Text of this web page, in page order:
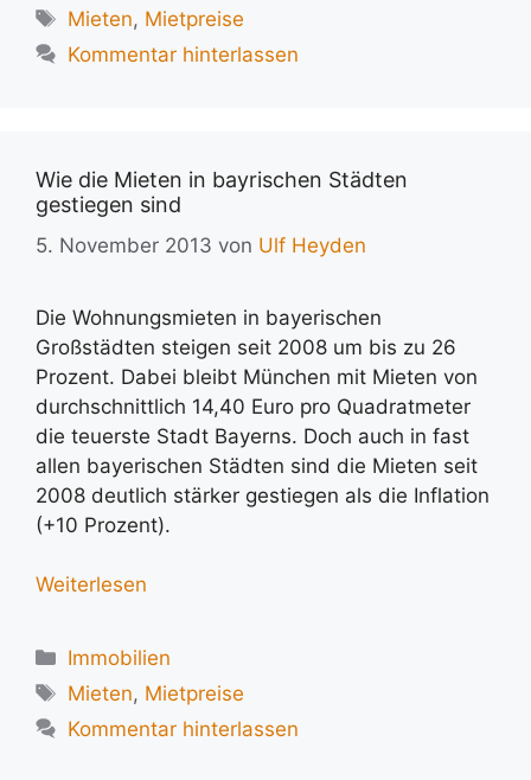
Schlagwörter
Mieten, Mietpreise
Kommentar hinterlassen
Wie die Mieten in bayrischen Städten
gestiegen sind
5. November 2013 von Ulf Heyden
Die Wohnungsmieten in bayerischen
Großstädten steigen seit 2008 um bis zu 26
Prozent. Dabei bleibt München mit Mieten von
durchschnittlich 14,40 Euro pro Quadratmeter
die teuerste Stadt Bayerns. Doch auch in fast
allen bayerischen Städten sind die Mieten seit
2008 deutlich stärker gestiegen als die Inflation
(+10 Prozent).
Weiterlesen
Kategorien
Immobilien
Schlagwörter
Mieten, Mietpreise
Kommentar hinterlassen